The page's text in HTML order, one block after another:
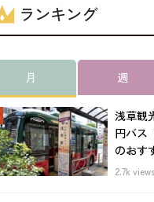
ランキング
月 週
浅草観
円バス
のおす
2.7k views